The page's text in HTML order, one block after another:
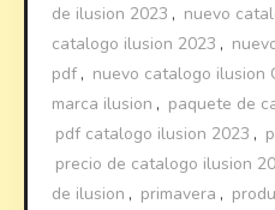
de ilusion 2023 , nuevo
catalogo ilusion 2023 ,
pdf , nuevo catalogo ilusion
marca ilusion , paquete de
pdf catalogo ilusion 2023 ,
precio de catalogo ilusion
de ilusion , primavera ,